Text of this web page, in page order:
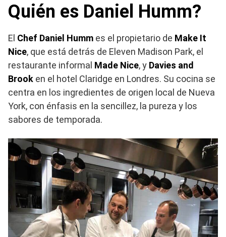
Quién es Daniel Humm?
El Chef Daniel Humm es el propietario de Make It
Nice, que está detrás de Eleven Madison Park, el
restaurante informal Made Nice, y Davies and
Brook en el hotel Claridge en Londres. Su cocina se
centra en los ingredientes de origen local de Nueva
York, con énfasis en la sencillez, la pureza y los
sabores de temporada.